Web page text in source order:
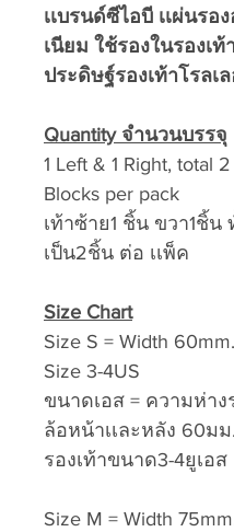
เเบรนด์ซีไอบี เเผ่นรอ
เนียม ใช้รองในรองเท้
ประดิษฐ์รองเท้าโรลเ
Quantity จำนวนบรรจุ
1 Left & 1 Right, total
Blocks per pack
เท้าซ้าย1 ชิ้น ขวา1ชิ้น
เป็น2ชิ้น ต่อ เเพ็ค
Size Chart
Size S = Width
Size 3-4US
ขนาดเอส = ความห่าง
ล้อหน้าเเละหลัง 60ม
รองเท้าขนาด3-4ยูเอส
Size M = Width